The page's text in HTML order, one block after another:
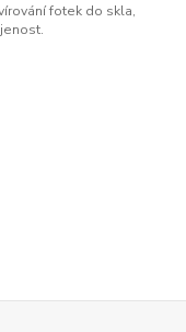
fotek do skla,